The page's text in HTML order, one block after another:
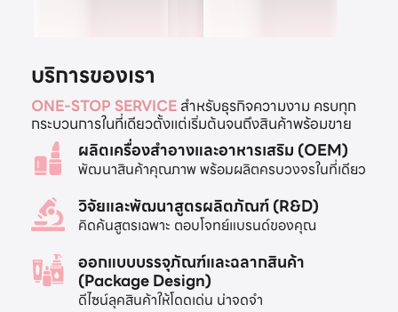
บริการของเรา
ONE-STOP SERVICEสำหรับธุรกิจความงาม ครบทุก
กระบวนการในที่เดียวตั้งแต่เริ่มต้นจนถึงสินค้าพร้อมขาย
ผลิตเครื่องสำอางและอาหารเสริม (OEM)
พัฒนาสินค้าคุณภาพ พร้อมผลิตครบวงจรในที่เดียว
วิจัยและพัฒนาสูตรผลิตภัณฑ์ (R&D)
คิดค้นสูตรเฉพาะ ตอบโจทย์แบรนด์ของคุณ
ออกแบบบรรจุภัณฑ์และฉลากสินค้า
(Package Design)
ดีไซน์ลุคสินค้าให้โดดเด่น น่าจดจำ